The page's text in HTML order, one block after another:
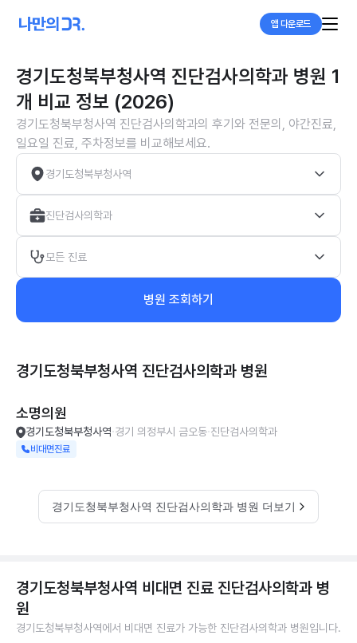
앱 다운로드
경기도청북부청사역 진단검사의학과 병원 1
개 비교 정보 (2026)
경기도청북부청사역 진단검사의학과의 후기와 전문의, 야간진료,
일요일 진료, 주차정보를 비교해보세요.
경기도청북부청사역
진단검사의학과
모든 진료
병원 조회하기
경기도청북부청사역 진단검사의학과 병원
소명의원
경기도청북부청사역 경기 의정부시 금오동 진단검사의학과
비대면진료
경기도청북부청사역 진단검사의학과 병원 더보기
경기도청북부청사역 비대면 진료 진단검사의학과 병
원
경기도청북부청사역에서 비대면 진료가 가능한 진단검사의학과 병원입니다.